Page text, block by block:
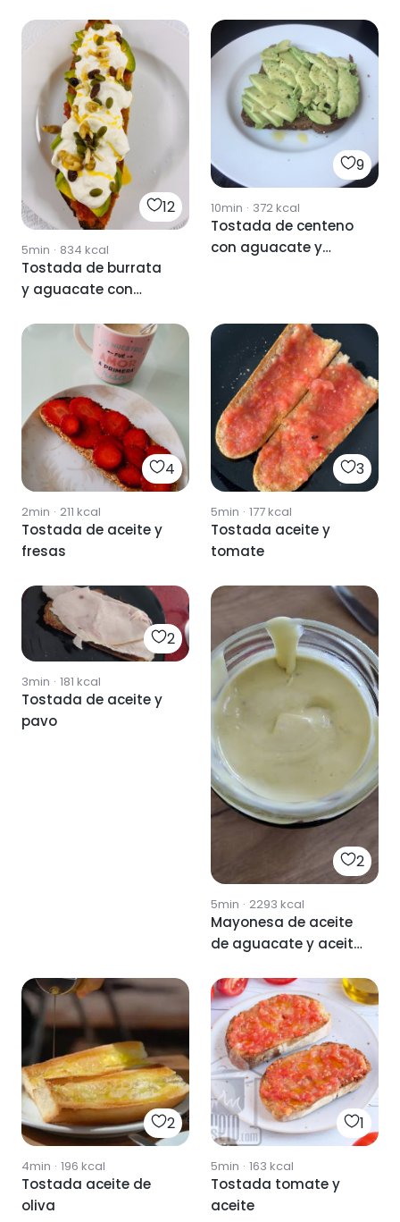
12
5min · 834 kcal
Tostada de burrata
y aguacate con
9
10min · 372kcal
Tostada de centeno
con aguacate y
4
2min · 211 kcal
Tostada de aceite y
fresas
3
5min · 177kcal
Tostada aceite y
tomate
2
3min · 181 kcal
Tostada de aceite y
pavo
2
5min · 2293 kcal
Mayonesa de aceite
de aguacate y aceite
2
4min · 196 kcal
Tostada aceite de
oliva
1
5min · 163 kcal
Tostada tomate y
aceite